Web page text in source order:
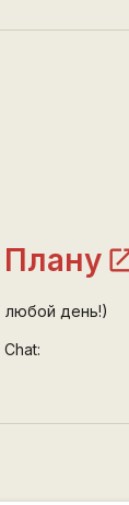
Плану
любой день!)